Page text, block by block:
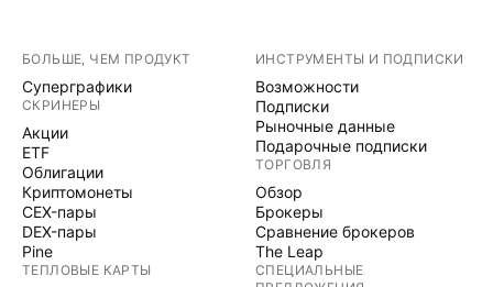
БОЛЬШЕ, ЧЕМ ПРОДУКТ
Суперграфики
СКРИНЕРЫ
Акции
ETF
Облигации
Криптомонеты
CEX-пары
DEX-пары
Pine
ТЕПЛОВЫЕ КАРТЫ
ИНСТРУМЕНТЫ И ПОДПИСКИ
Возможности
Подписки
Рыночные данные
Подарочные подписки
ТОРГОВЛЯ
Обзор
Брокеры
Сравнение брокеров
The Leap
СПЕЦИАЛЬНЫЕ